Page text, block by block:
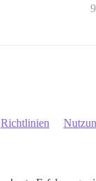
9
Richtlinien